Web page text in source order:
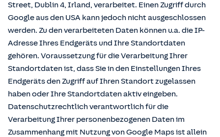
Street, Dublin 4, Irland, verarbeitet. Einen Zugriff durch
Google aus den USA kann jedoch nicht ausgeschlossen
werden. Zu den verarbeiteten Daten können u.a. die IP-
Adresse Ihres Endgeräts und Ihre Standortdaten
gehören. Voraussetzung für die Verarbeitung Ihrer
Standortdaten ist, dass Sie in den Einstellungen Ihres
Endgeräts den Zugriff auf Ihren Standort zugelassen
haben oder Ihre Standortdaten aktiv eingeben.
Datenschutzrechtlich verantwortlich für die
Verarbeitung Ihrer personenbezogenen Daten im
Zusammenhang mit Nutzung von Google Maps ist allein